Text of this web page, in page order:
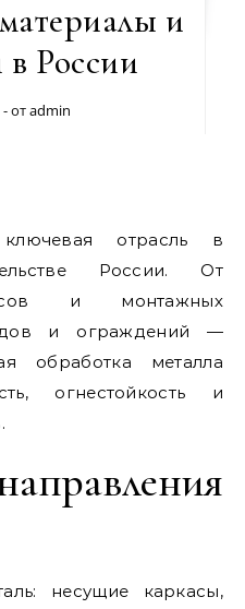
и
России
- отadmin
отрасль в
России. От
и монтажных
и ограждений —
обработка металла
огнестойкость и
несущие каркасы,